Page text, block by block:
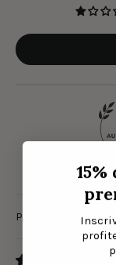
Sort by